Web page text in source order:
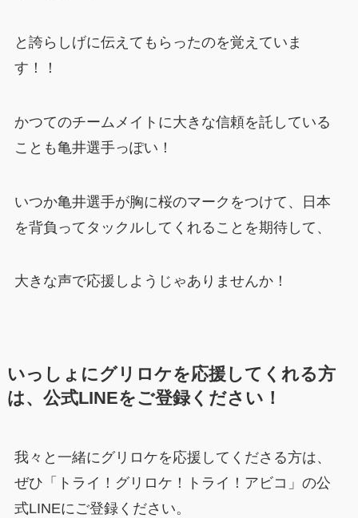
と誇らしげに伝えてもらったのを覚えていま
す！！
かつてのチームメイトに大きな信頼を託している
ことも亀井選手っぽい！
いつか亀井選手が胸に桜のマークをつけて、日本
を背負ってタックルしてくれることを期待して、
大きな声で応援しようじゃありませんか！
いっしょにグリロケを応援してくれる方
は、公式LINEをご登録ください！
我々と一緒にグリロケを応援してくださる方は、
ぜひ「トライ！グリロケ！トライ！アビコ」の公
式LINEにご登録ください。